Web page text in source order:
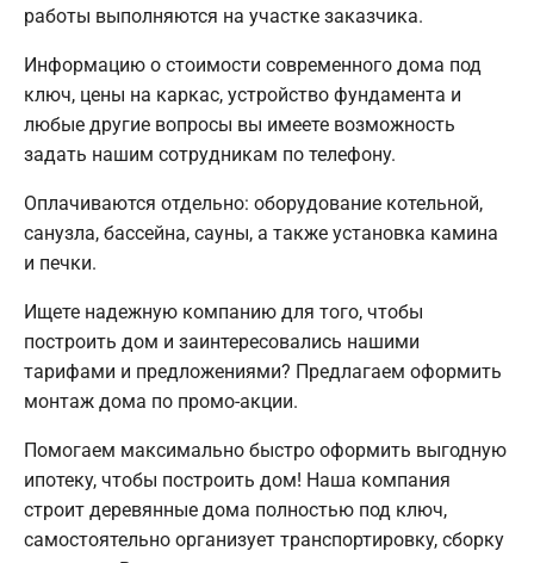
работы выполняются на участке заказчика.
Информацию о стоимости современного дома под
ключ, цены на каркас, устройство фундамента и
любые другие вопросы вы имеете возможность
задать нашим сотрудникам по телефону.
Оплачиваются отдельно: оборудование котельной,
санузла, бассейна, сауны, а также установка камина
и печки.
Ищете надежную компанию для того, чтобы
построить дом и заинтересовались нашими
тарифами и предложениями? Предлагаем оформить
монтаж дома по промо-акции.
Помогаем максимально быстро оформить выгодную
ипотеку, чтобы построить дом! Наша компания
строит деревянные дома полностью под ключ,
самостоятельно организует транспортировку, сборку